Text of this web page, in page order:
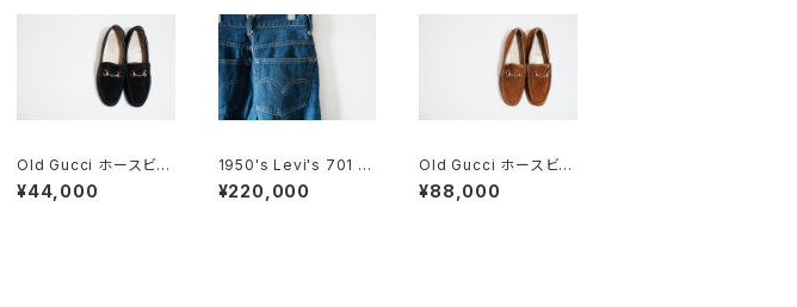
Old Gucci ホースビッ
トローファー 37C BK
Suede
¥44,000
1950's Levi's 701 ビ
ッグE 24×30
¥220,000
Old Gucci ホースビッ
トローファー 5.5B DEA
DSTOCK Brown Sue
¥88,000